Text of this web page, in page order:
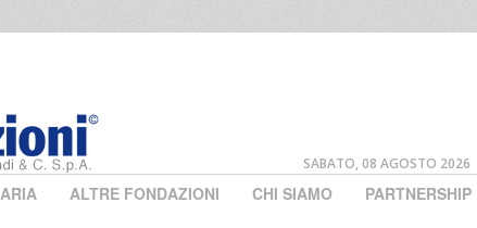
SABATO, 08 AGOSTO 2026
ALTRE FONDAZIONI CHI SIAMO PARTNERSHIP